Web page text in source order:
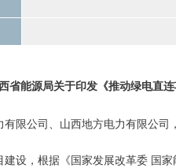
省能源局关于印发 《推动绿电直
限公司、山西地方电力有限公
设，根据《国家发展改革委 国